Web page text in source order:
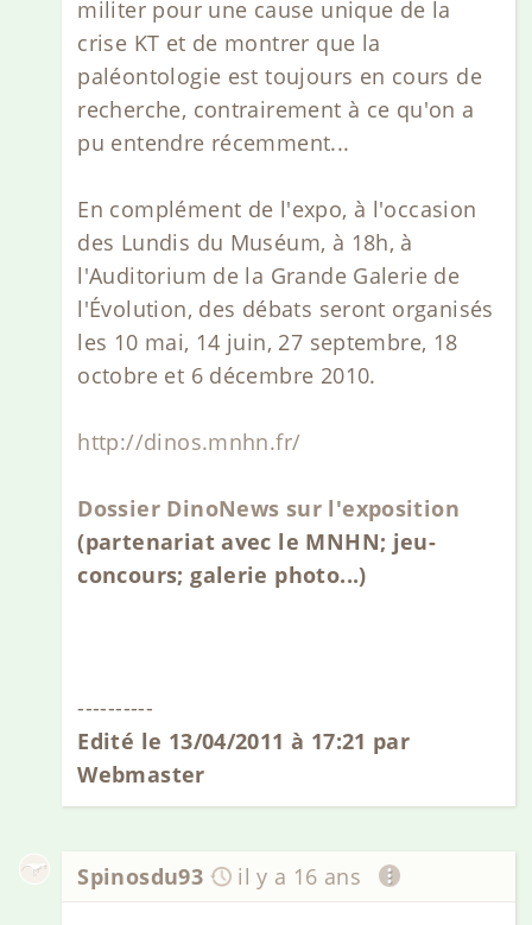
militer pour une cause unique de la
crise KT et de montrer que la
paléontologie est toujours en cours de
recherche, contrairement à ce qu'on a
pu entendre récemment...
En complément de l'expo, à l'occasion
des Lundis du Muséum, à 18h, à
l'Auditorium de la Grande Galerie de
l'Évolution, des débats seront organisés
les 10 mai, 14 juin, 27 septembre, 18
octobre et 6 décembre 2010.
http://dinos.mnhn.fr/
Dossier DinoNews sur l'exposition
(partenariat avec le MNHN; jeu-
concours; galerie photo...)
----------
Edité le 13/04/2011 à 17:21 par
Webmaster
Spinosdu93 il y a 16 ans